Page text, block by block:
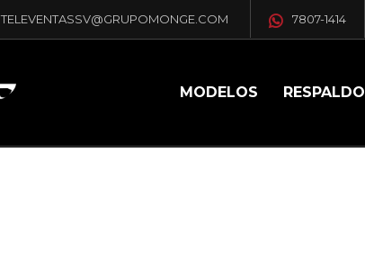
TELEVENTASSV@GRUPOMONGE.COM 7807-1414
MODELOS RESPALDO